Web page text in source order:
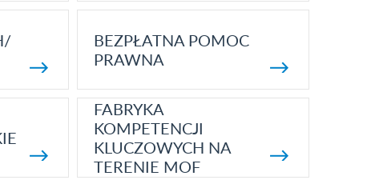
BEZPŁATNA POMOC
PRAWNA
FABRYKA
KOMPETENCJI
KLUCZOWYCH NA
TERENIE MOF